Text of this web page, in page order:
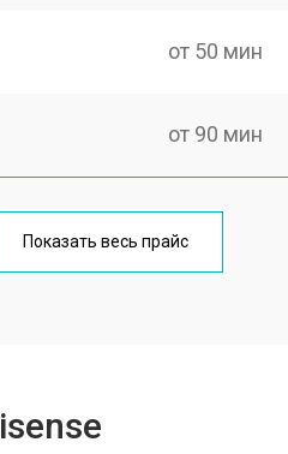
от 50 мин
от 90 мин
от 50 мин
Показать весь прайс